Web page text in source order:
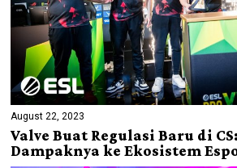
August 22, 2023
Valve Buat Regulasi Baru di
Dampaknya ke Ekosistem